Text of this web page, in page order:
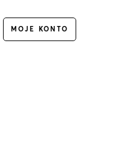
MOJE KONTO